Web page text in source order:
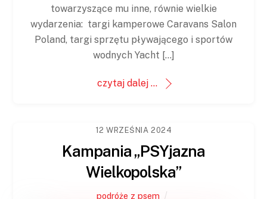
towarzyszące mu inne, równie wielkie
wydarzenia: targi kamperowe Caravans Salon
Poland, targi sprzętu pływającego i sportów
wodnych Yacht […]
czytaj dalej ...
12 WRZEŚNIA 2024
Kampania „PSYjazna
Wielkopolska”
podróże z psem